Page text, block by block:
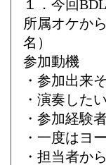
１．今回
所属オケか
名）
参加動機
・参加出来
・演奏した
・参加経験
・一度はヨ
・担当者か